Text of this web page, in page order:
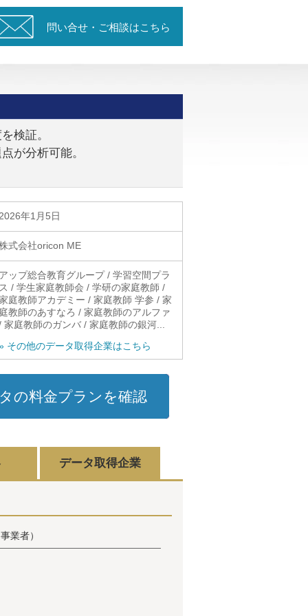
問い合せ・ご相談はこちら
検証。
が分析可能。
年1月5日
式会社oricon ME
ップ総合教育グループ / 学習空間プラ
/ 学生家庭教師会 / 学研の家庭教師 /
庭教師アカデミー / 家庭教師 学参 / 家
教師のあすなろ / 家庭教師のアルファ
家庭教師のガンバ / 家庭教師の銀河...
その他のデータ取得企業はこちら
の料金プランを確認
データ取得企業
業者）